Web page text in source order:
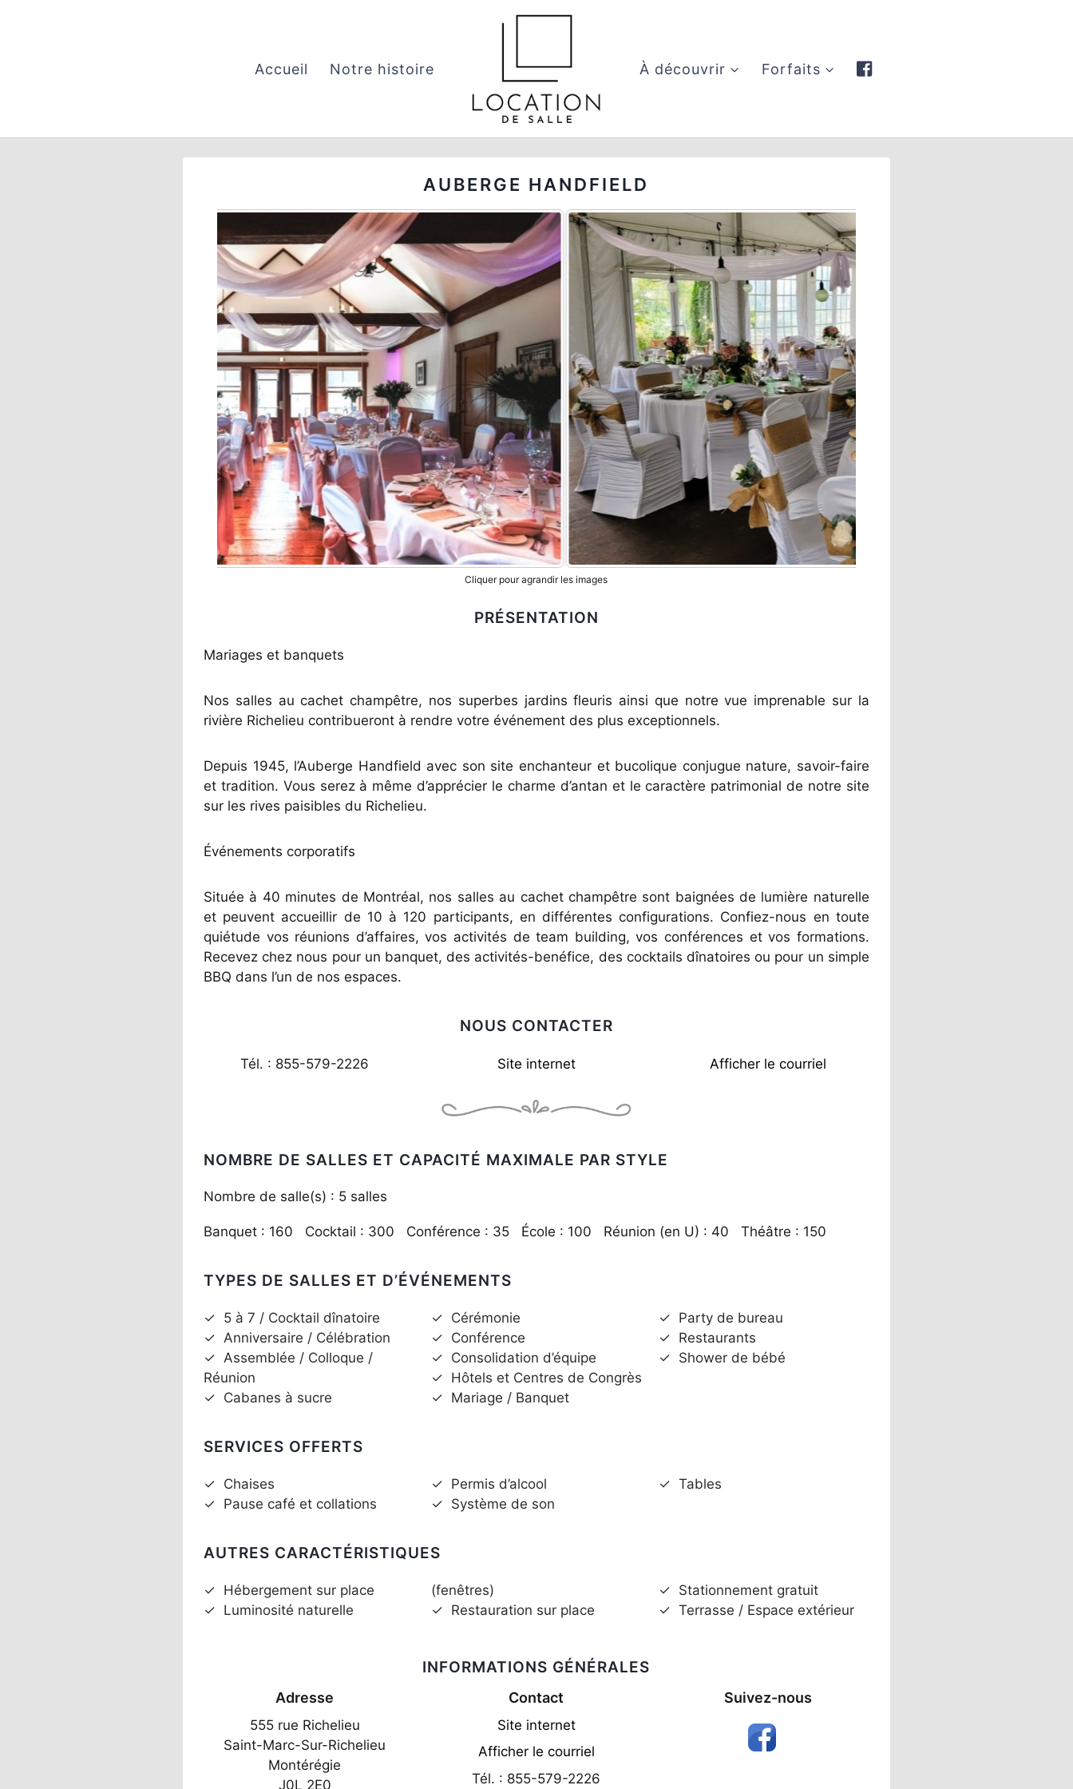
Accueil Notre histoire À découvrir Forfaits
AUBERGE HANDFIELD
Cliquer pour agrandir les images
PRÉSENTATION
Mariages et banquets
Nos salles au cachet champêtre, nos superbes jardins fleuris ainsi que notre vue imprenable sur la
rivière Richelieu contribueront à rendre votre événement des plus exceptionnels.
Depuis 1945, l’Auberge Handfield avec son site enchanteur et bucolique conjugue nature, savoir-faire
et tradition. Vous serez à même d’apprécier le charme d’antan et le caractère patrimonial de notre site
sur les rives paisibles du Richelieu.
Événements corporatifs
Située à 40 minutes de Montréal, nos salles au cachet champêtre sont baignées de lumière naturelle
et peuvent accueillir de 10 à 120 participants, en différentes configurations. Confiez-nous en toute
quiétude vos réunions d’affaires, vos activités de team building, vos conférences et vos formations.
Recevez chez nous pour un banquet, des activités-benéfice, des cocktails dînatoires ou pour un simple
BBQ dans l’un de nos espaces.
NOUS CONTACTER
Tél. : 855-579-2226 Site internet Afficher le courriel
NOMBRE DE SALLES ET CAPACITÉ MAXIMALE PAR STYLE
Nombre de salle(s) : 5 salles
Banquet : 160 Cocktail : 300 Conférence : 35 École : 100 Réunion (en U) : 40 Théâtre : 150
TYPES DE SALLES ET D’ÉVÉNEMENTS
✓ 5 à 7 / Cocktail dînatoire
✓ Anniversaire / Célébration
✓ Assemblée / Colloque /
Réunion
✓ Cabanes à sucre
✓ Cérémonie
✓ Conférence
✓ Consolidation d’équipe
✓ Hôtels et Centres de Congrès
✓ Mariage / Banquet
✓ Party de bureau
✓ Restaurants
✓ Shower de bébé
SERVICES OFFERTS
✓ Chaises
✓ Pause café et collations
✓ Permis d’alcool
✓ Système de son
✓ Tables
AUTRES CARACTÉRISTIQUES
✓ Hébergement sur place
✓ Luminosité naturelle
(fenêtres)
✓ Restauration sur place
✓ Stationnement gratuit
✓ Terrasse / Espace extérieur
INFORMATIONS GÉNÉRALES
Adresse
555 rue Richelieu
Saint-Marc-Sur-Richelieu
Montérégie
J0L 2E0
Contact
Site internet
Afficher le courriel
Tél. : 855-579-2226
Suivez-nous